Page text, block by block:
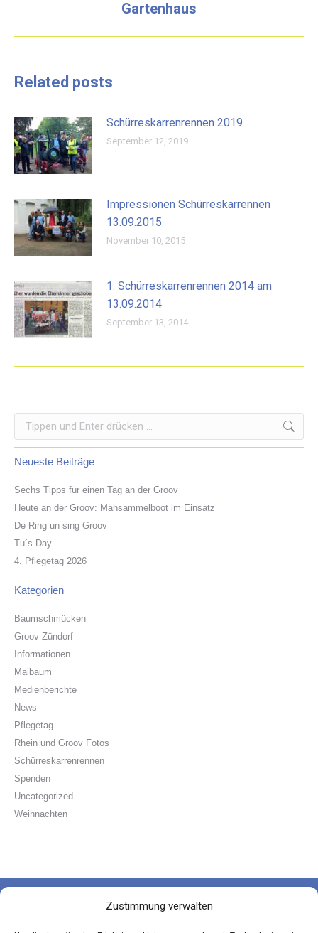
Zustimmung verwalten
Beitrag:
Gartenhaus
Related posts
Schürreskarrenrennen 2019
September 12, 2019
Impressionen Schürreskarrennen
13.09.2015
November 10, 2015
1. Schürreskarrenrennen 2014 am
13.09.2014
September 13, 2014
Neueste Beiträge
Sechs Tipps für einen Tag an der Groov
Heute an der Groov: Mähsammelboot im Einsatz
De Ring un sing Groov
Tu´s Day
4. Pflegetag 2026
Kategorien
Baumschmücken
Groov Zündorf
Informationen
Maibaum
Medienberichte
News
Pflegetag
Rhein und Groov Fotos
Schürreskarrenrennen
Spenden
Uncategorized
Weihnachten